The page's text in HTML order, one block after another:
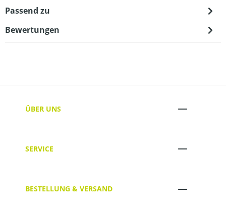
Passend zu
Bewertungen
ÜBER UNS
SERVICE
BESTELLUNG & VERSAND